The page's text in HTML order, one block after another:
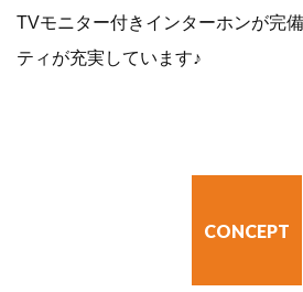
TVモニター付きインターホンが完
ティが充実しています♪
CONCEPT